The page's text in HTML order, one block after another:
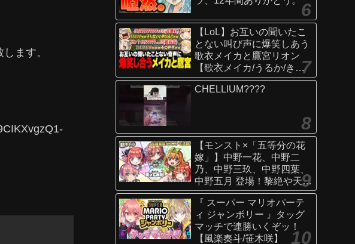
ます。
【LoL】お互いの聞いたこ
とない叫び声に爆笑しあう
歌衣メイカと鷹宮リオン
【歌衣メイカ/うるか/きな
こ/ありさか/鷹宮リオン】
CHELLIUM????
【モンスト×「五等分の花
嫁」】中野一花、中野二
乃、中野三玖、中野四葉、
中野五月 登場！黎絶や天魔
の孤城〜空中庭園〜などで
活躍！オリジナルSSにも注
目！【新キャラ使ってみた
｜モンスト公式】
『 スーパー マリオパーテ
ィ ジャンボリー 』タッグ
マッチで連勝いくぞッ！
【風楽奏斗/笹木咲】